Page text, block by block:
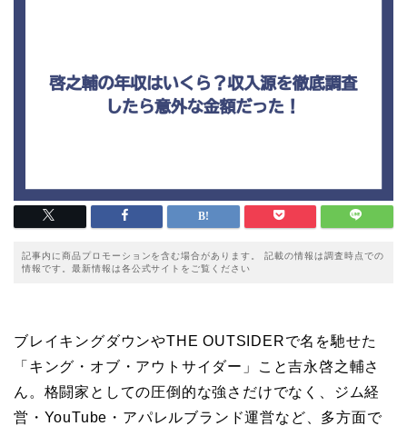
記事内に商品プロモーションを含む場合があります。 記載の情報は調査時点での
情報です。最新情報は各公式サイトをご覧ください
ブレイキングダウンやTHE OUTSIDERで名を馳せた
「キング・オブ・アウトサイダー」こと吉永啓之輔さ
ん。格闘家としての圧倒的な強さだけでなく、ジム経
営・YouTube・アパレルブランド運営など、多方面で